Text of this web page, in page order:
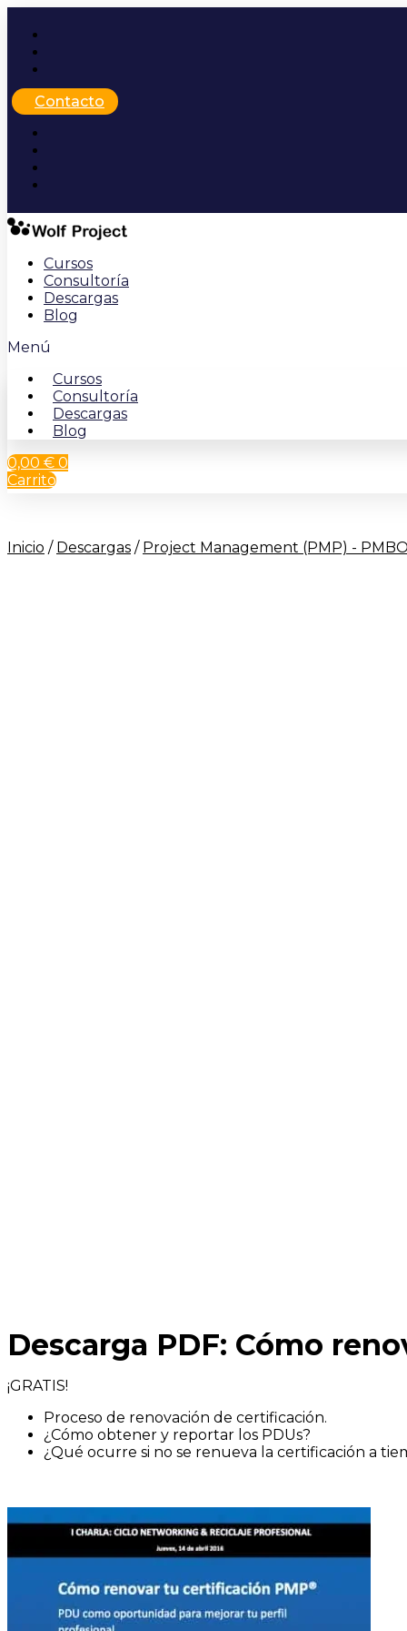
contenido
Contacto
Cursos
Consultoría
Descargas
Blog
Menú
Cursos
Consultoría
Descargas
Blog
0,00 € 0
Carrito
Inicio / Descargas / Project Management (PMP) -
Descarga PDF: Cómo
¡GRATIS!
Proceso de renovación de certificación.
¿Cómo obtener y reportar los PDUs?
¿Qué ocurre si no se renueva la certificación a